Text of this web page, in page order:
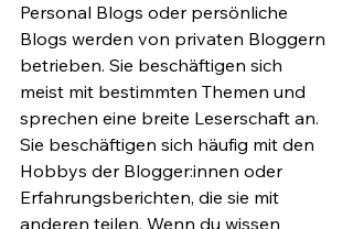
Personal Blogs oder persönliche
Blogs werden von privaten Bloggern
betrieben. Sie beschäftigen sich
meist mit bestimmten Themen und
sprechen eine breite Leserschaft an.
Sie beschäftigen sich häufig mit den
Hobbys der Blogger:innen oder
Erfahrungsberichten, die sie mit
anderen teilen. Wenn du wissen